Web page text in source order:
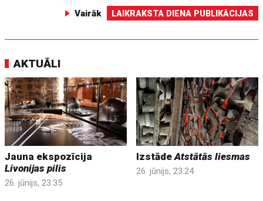
Vairāk LAIKRAKSTA DIENA PUBLIKĀCIJAS
AKTUĀLI
Jauna ekspozīcija
Livonijas pilis
26. jūnijs, 23:35
IzstādeAtstātās liesmas
26. jūnijs, 23:24